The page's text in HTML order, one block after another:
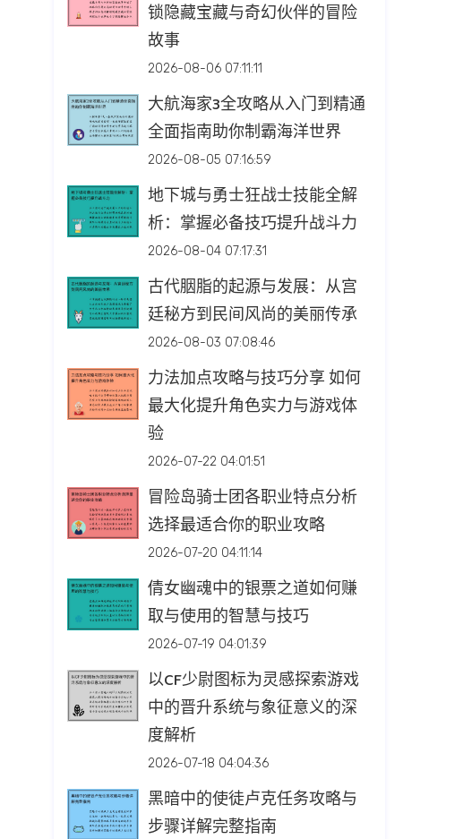
锁隐藏宝藏与奇幻伙伴的冒险
故事
2026-08-06 07:11:11
大航海家3全攻略从入门到精通
全面指南助你制霸海洋世界
2026-08-05 07:16:59
地下城与勇士狂战士技能全解
析：掌握必备技巧提升战斗力
2026-08-04 07:17:31
古代胭脂的起源与发展：从宫
廷秘方到民间风尚的美丽传承
2026-08-03 07:08:46
力法加点攻略与技巧分享 如何
最大化提升角色实力与游戏体
验
2026-07-22 04:01:51
冒险岛骑士团各职业特点分析
选择最适合你的职业攻略
2026-07-20 04:11:14
倩女幽魂中的银票之道如何赚
取与使用的智慧与技巧
2026-07-19 04:01:39
以CF少尉图标为灵感探索游戏
中的晋升系统与象征意义的深
度解析
2026-07-18 04:04:36
黑暗中的使徒卢克任务攻略与
步骤详解完整指南